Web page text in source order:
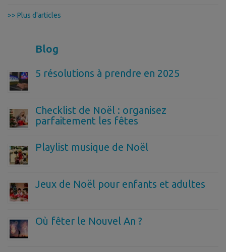
>> Plus d'articles
Blog
5 résolutions à prendre en 2025
Checklist de Noël : organisez
parfaitement les fêtes
Playlist musique de Noël
Jeux de Noël pour enfants et adultes
Où fêter le Nouvel An ?